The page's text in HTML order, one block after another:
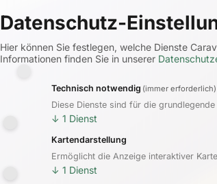
Datenschutz-
Hier können Sie festlegen, welche Dienste
Informationen finden Sie in unserer
Technisch notwendig (immer erforderlich)
Diese Dienste sind für die
↓ 1 Dienst
Kartendarstellung
Ermöglicht die Anzeige interaktiver
↓ 1 Dienst